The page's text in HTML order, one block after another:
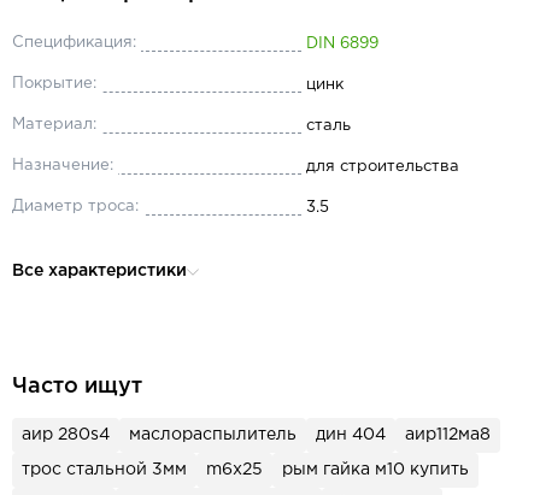
Спецификация: DIN 6899
Покрытие: цинк
Материал: сталь
Назначение: для строительства
Диаметр троса: 3.5
Все характеристики
Часто ищут
аир 280s4 маслораспылитель дин 404 аир112ма8
трос стальной 3мм m6x25 рым гайка м10 купить